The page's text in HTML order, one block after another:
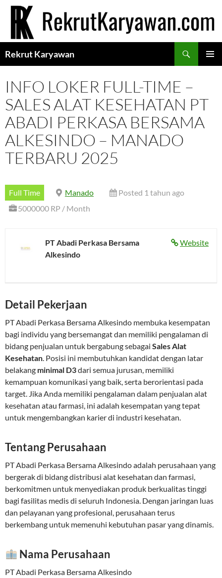
Langsung
Rekrut Karyawan
INFO LOKER FULL-TIME –
SALES ALAT KESEHATAN PT
ABADI PERKASA BERSAMA
ALKESINDO – MANADO
TERBARU 2025
Full Time Manado
Posted 1 tahun ago
5000000 RP / Month
Website
PT Abadi Perkasa Bersama
Alkesindo
Detail Pekerjaan
PT Abadi Perkasa Bersama Alkesindo membuka kesempatan
bagi individu yang bersemangat dan memiliki pengalaman di
bidang penjualan untuk bergabung sebagai Sales Alat
Kesehatan. Posisi ini membutuhkan kandidat dengan latar
belakang minimal D3dari semua jurusan, memiliki
kemampuan komunikasi yang baik, serta berorientasi pada
target. Jika Anda memiliki pengalaman dalam penjualan alat
kesehatan atau farmasi, ini adalah kesempatan yang tepat
untuk mengembangkan karier di industri kesehatan.
Tentang Perusahaan
PT Abadi Perkasa Bersama Alkesindo adalah perusahaan yang
bergerak di bidang distribusi alat kesehatan dan farmasi,
berkomitmen untuk menyediakan produk berkualitas tinggi
bagi fasilitas medis di seluruh Indonesia. Dengan jaringan luas
dan pelayanan yang profesional, perusahaan terus
berkembang untuk memenuhi kebutuhan pasar yang dinamis.
Nama Perusahaan
PT Abadi Perkasa Bersama Alkesindo